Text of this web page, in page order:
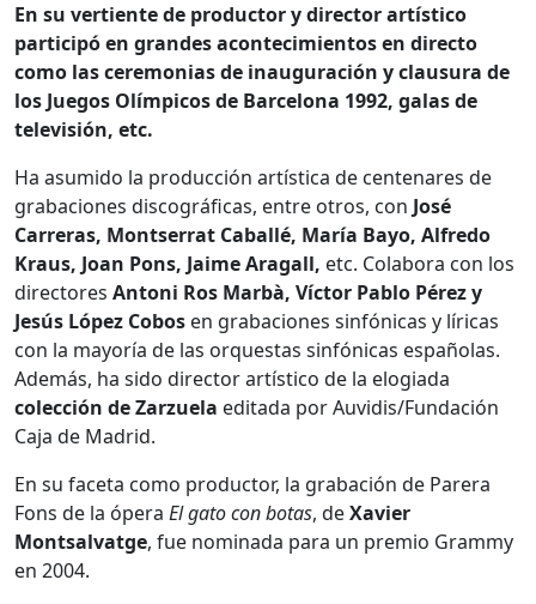
En su vertiente de productor y director artístico
participó en grandes acontecimientos en directo
como las ceremonias de inauguración y clausura de
los Juegos Olímpicos de Barcelona 1992, galas de
televisión, etc.
Ha asumido la producción artística de centenares de
grabaciones discográficas, entre otros, con José
Carreras, Montserrat Caballé, María Bayo, Alfredo
Kraus, Joan Pons, Jaime Aragall, etc. Colabora con los
directores Antoni Ros Marbà, Víctor Pablo Pérez y
Jesús López Cobos en grabaciones sinfónicas y líricas
con la mayoría de las orquestas sinfónicas españolas.
Además, ha sido director artístico de la elogiada
colección de Zarzuela editada por Auvidis/Fundación
Caja de Madrid.
En su faceta como productor, la grabación de Parera
Fons de la ópera El gato con botas, deXavier
Montsalvatge, fue nominada para un premio Grammy
en 2004.